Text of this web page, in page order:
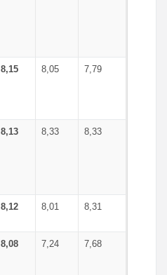
8,15 8,05 7,79
8,13 8,33 8,33
8,12 8,01 8,31
8,08 7,24 7,68